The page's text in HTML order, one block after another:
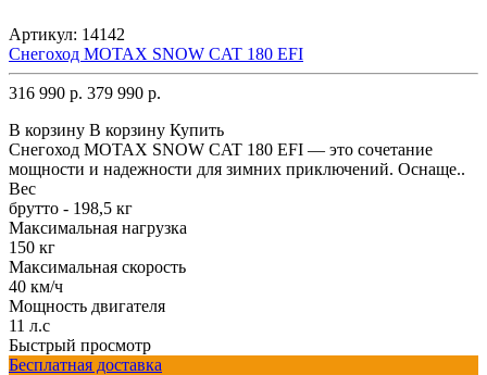
Артикул: 14142
Снегоход MOTAX SNOW CAT 180 EFI
316 990 р. 379 990 р.
В корзину В корзину Купить
Снегоход MOTAX SNOW CAT 180 EFI — это сочетание
мощности и надежности для зимних приключений. Оснаще..
Вес
брутто - 198,5 кг
Максимальная нагрузка
150 кг
Максимальная скорость
40 км/ч
Мощность двигателя
11 л.с
Быстрый просмотр
Бесплатная доставка